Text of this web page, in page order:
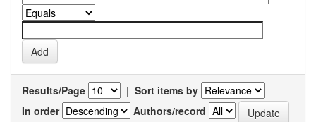
Results/Page | Sort items by
In order
Authors/record